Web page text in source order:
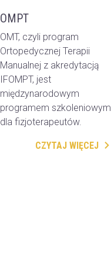
OMPT
OMT, czyli program
Ortopedycznej Terapii
Manualnej z akredytacją
IFOMPT, jest
międzynarodowym
programem szkoleniowym
dla fizjoterapeutów.
CZYTAJ WIĘCEJ